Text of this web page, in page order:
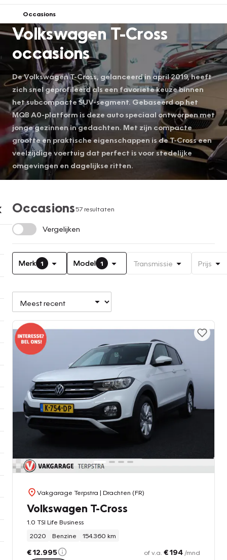
Occasions
Volkswagen T-Cross
occasions
De Volkswagen T-Cross, gelanceerd in april 2019, heeft
zich snel geprofileerd als een favoriete keuze binnen
het subcompacte SUV-segment. Gebaseerd op het
MQB A0-platform is deze auto speciaal ontworpen met
jonge gezinnen in gedachten. Met zijn compacte
grootte en praktische eigenschappen is de T-Cross een
veelzijdige voertuig dat perfect is voor stedelijke
omgevingen en dagelijkse ritten.
Occasions57 resultaten
Vergelijken
Merk 1 Model 1 Transmissie Prijs
Vakgarage Terpstra | Drachten (FR)
Volkswagen T-Cross
1.0 TSI Life Business
2020
Benzine 154.360 km
€ 12.995 of v.a. € 194 /mnd